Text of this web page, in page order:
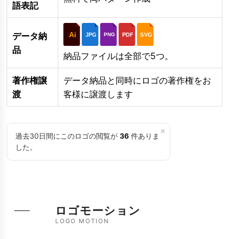
語表記
データ納
品
Ai JPG PNG PDF SVG
納品ファイルは全部で5つ。
著作権譲
渡
データ納品と同時にロゴの著作権をお
客様に譲渡します
×
過去30日間にこのロゴの閲覧が 36 件ありま
した。
LOGO MOTION
ロゴモーション